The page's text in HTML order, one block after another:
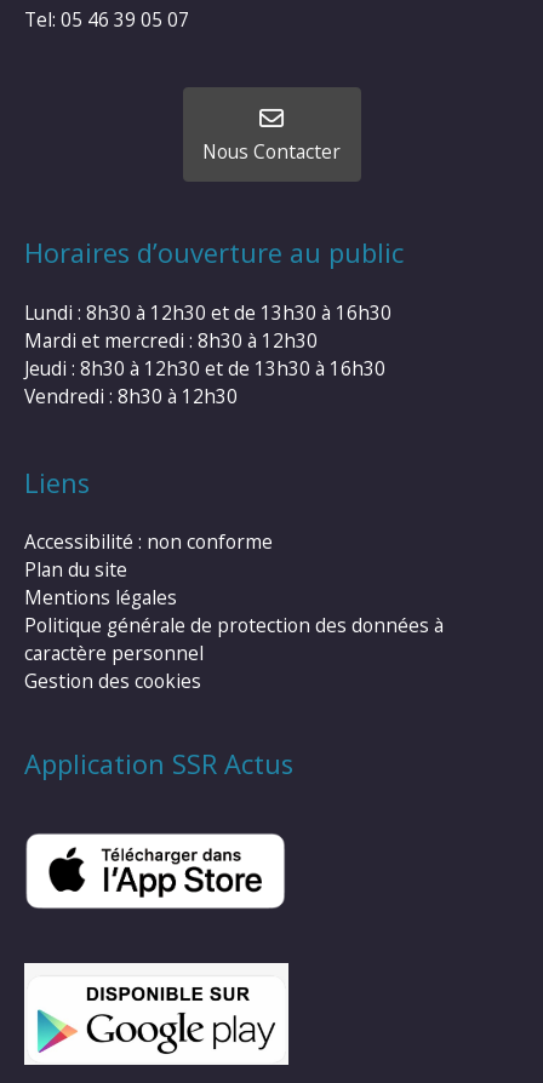
Tel: 05 46 39 05 07
Nous Contacter
Horaires d’ouverture au public
Lundi : 8h30 à 12h30 et de 13h30 à 16h30
Mardi et mercredi : 8h30 à 12h30
Jeudi : 8h30 à 12h30 et de 13h30 à 16h30
Vendredi : 8h30 à 12h30
Liens
Accessibilité : non conforme
Plan du site
Mentions légales
Politique générale de protection des données à
caractère personnel
Gestion des cookies
Application SSR Actus